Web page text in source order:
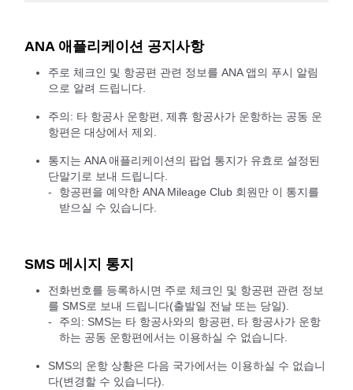
ANA 애플리케이션 공지사항
주로 체크인 및 항공편 관련 정보를 ANA 앱의 푸시 알림
으로 알려 드립니다.
주의: 타 항공사 운항편, 제휴 항공사가 운항하는 공동 운
항편은 대상에서 제외.
통지는 ANA 애플리케이션의 팝업 통지가 유효로 설정된
단말기로 보내 드립니다.
항공편을 예약한 ANA Mileage Club 회원만 이 통지를
받으실 수 있습니다.
SMS 메시지 통지
전화번호를 등록하시면 주로 체크인 및 항공편 관련 정보
를 SMS로 보내 드립니다(출발일 전날 또는 당일).
주의: SMS는 타 항공사와의 항공편, 타 항공사가 운항
하는 공동 운항편에서는 이용하실 수 없습니다.
SMS의 운항 상황은 다음 국가에서는 이용하실 수 없습니
다(변경할 수 있습니다).